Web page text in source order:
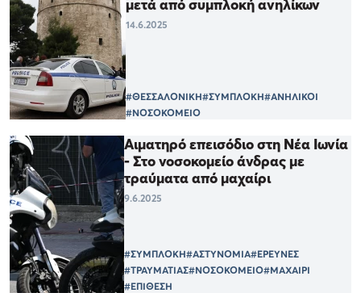
μετά από συμπλοκή ανηλίκων
14.6.2025
#ΘΕΣΣΑΛΟΝΙΚΗ#ΣΥΜΠΛΟΚΗ#ΑΝΗΛΙΚΟΙ
#ΝΟΣΟΚΟΜΕΙΟ
Αιματηρό επεισόδιο στη Νέα Ιωνία
- Στο νοσοκομείο άνδρας με
τραύματα από μαχαίρι
9.6.2025
#ΣΥΜΠΛΟΚΗ#ΑΣΤΥΝΟΜΙΑ#ΕΡΕΥΝΕΣ
#ΤΡΑΥΜΑΤΙΑΣ#ΝΟΣΟΚΟΜΕΙΟ#ΜΑΧΑΙΡΙ
#ΕΠΙΘΕΣΗ